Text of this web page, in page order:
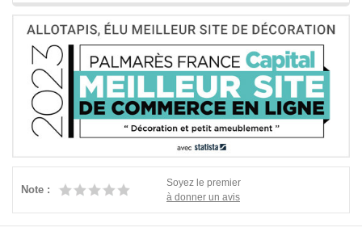
Note :
Soyez le premier
à donner un avis